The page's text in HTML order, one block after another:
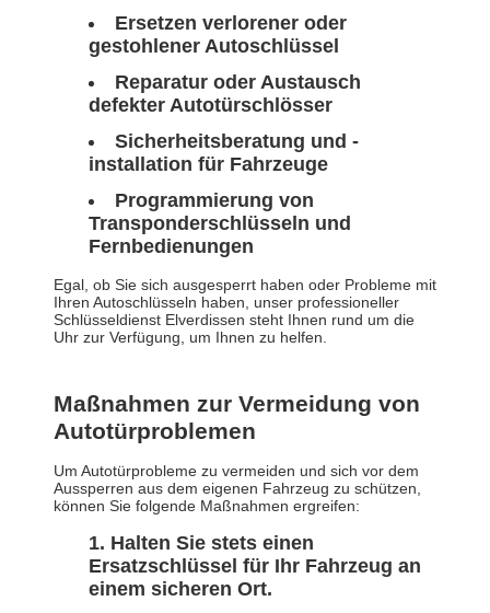
Ersetzen verlorener oder
gestohlener Autoschlüssel
Reparatur oder Austausch
defekter Autotürschlösser
Sicherheitsberatung und -
installation für Fahrzeuge
Programmierung von
Transponderschlüsseln und
Fernbedienungen
Egal, ob Sie sich ausgesperrt haben oder Probleme mit
Ihren Autoschlüsseln haben, unser professioneller
Schlüsseldienst Elverdissen steht Ihnen rund um die
Uhr zur Verfügung, um Ihnen zu helfen.
Maßnahmen zur Vermeidung von
Autotürproblemen
Um Autotürprobleme zu vermeiden und sich vor dem
Aussperren aus dem eigenen Fahrzeug zu schützen,
können Sie folgende Maßnahmen ergreifen:
Halten Sie stets einen
Ersatzschlüssel für Ihr Fahrzeug an
einem sicheren Ort.